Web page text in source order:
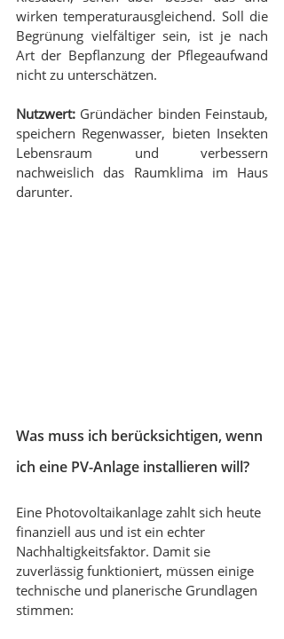
wirken temperaturausgleichend. Soll die
Begrünung vielfältiger sein, ist je nach
Art der Bepflanzung der Pflegeaufwand
nicht zu unterschätzen.
Nutzwert: Gründächer binden Feinstaub,
speichern Regenwasser, bieten Insekten
Lebensraum und verbessern
nachweislich das Raumklima im Haus
darunter.
Was muss ich berücksichtigen, wenn
ich eine PV-Anlage installieren will?
Eine Photovoltaikanlage zahlt sich heute
finanziell aus und ist ein echter
Nachhaltigkeitsfaktor. Damit sie
zuverlässig funktioniert, müssen einige
technische und planerische Grundlagen
stimmen: